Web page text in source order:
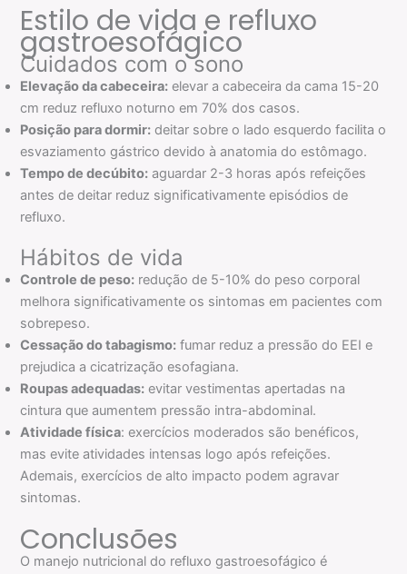
Estilo de vida e refluxo
gastroesofágico
Cuidados com o sono
Elevação da cabeceira: elevar a cabeceira da cama 15-20
cm reduz refluxo noturno em 70% dos casos.
Posição para dormir: deitar sobre o lado esquerdo facilita o
esvaziamento gástrico devido à anatomia do estômago.
Tempo de decúbito: aguardar 2-3 horas após refeições
antes de deitar reduz significativamente episódios de
refluxo.
Hábitos de vida
Controle de peso: redução de 5-10% do peso corporal
melhora significativamente os sintomas em pacientes com
sobrepeso.
Cessação do tabagismo: fumar reduz a pressão do EEI e
prejudica a cicatrização esofagiana.
Roupas adequadas: evitar vestimentas apertadas na
cintura que aumentem pressão intra-abdominal.
Atividade física: exercícios moderados são benéficos,
mas evite atividades intensas logo após refeições.
Ademais, exercícios de alto impacto podem agravar
sintomas.
Conclusões
O manejo nutricional do refluxo gastroesofágico é